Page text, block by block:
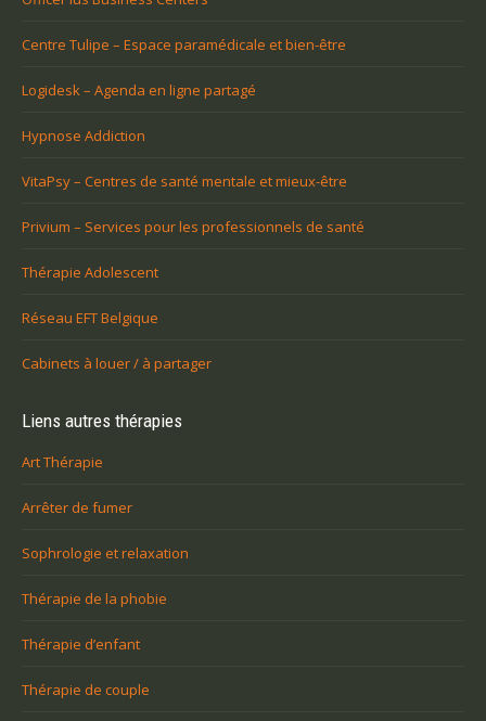
Centre Tulipe – Espace paramédicale et bien-être
Logidesk – Agenda en ligne partagé
Hypnose Addiction
VitaPsy – Centres de santé mentale et mieux-être
Privium – Services pour les professionnels de santé
Thérapie Adolescent
Réseau EFT Belgique
Cabinets à louer / à partager
Liens autres thérapies
Art Thérapie
Arrêter de fumer
Sophrologie et relaxation
Thérapie de la phobie
Thérapie d’enfant
Thérapie de couple